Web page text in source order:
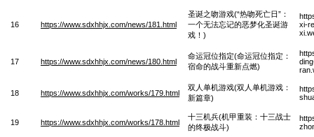
16 https://www.sdxhhjx.com/news/181.html
圣诞之吻游戏(“热吻死亡日”：
一个无法忘记的恶梦化圣诞游
戏！)
xi-
17 https://www.sdxhhjx.com/news/180.html
命运冠位指定(命运冠位指定：
宿命的战斗重新点燃)
18 https://www.sdxhhjx.com/works/179.html
双人单机游戏(双人单机游戏：
新篇章)
19 https://www.sdxhhjx.com/works/178.html
十三机兵(机甲重装：十三战士
的终极战斗)